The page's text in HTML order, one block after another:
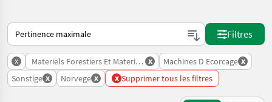
Voici comment les annonces sont triées sur Landwirt.com
Filtres
x Materiels Forestiers Et Materiels Pour Le Travail Du Bois
x Machines D Ecorcage x
Sonstige x Norvege x x Supprimer tous les filtres